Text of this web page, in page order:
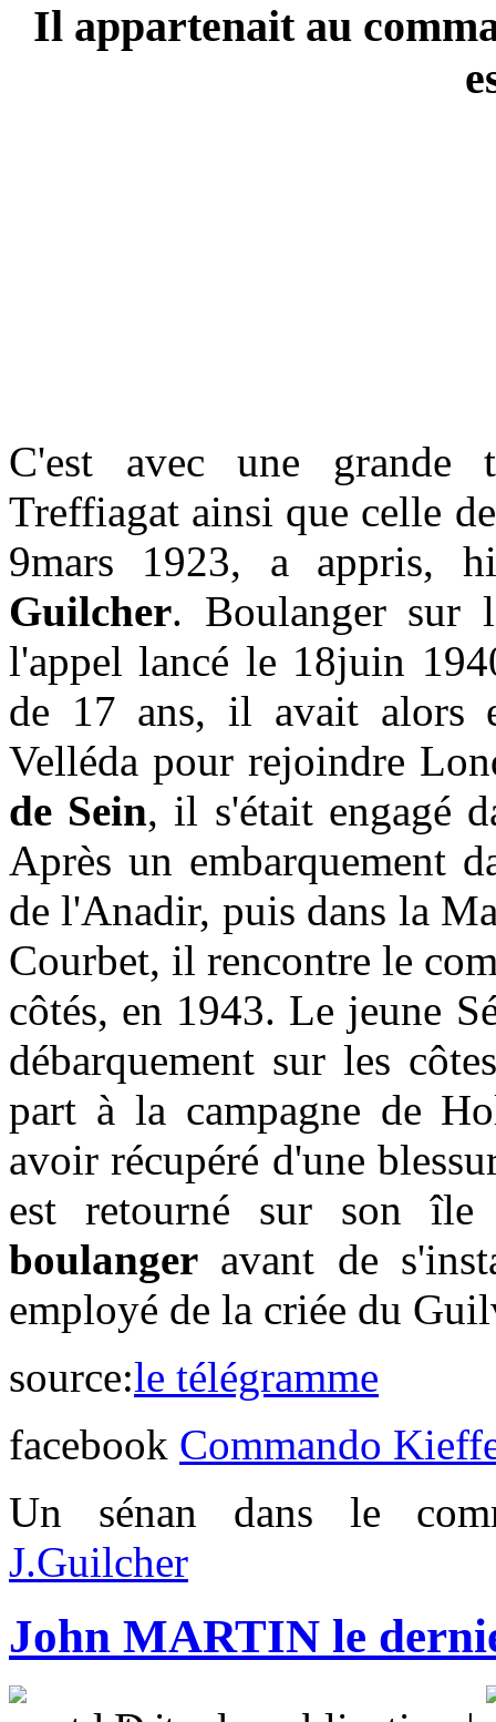
Il appartenait au
C'est avec une grande
Treffiagat ainsi que celle de
9mars 1923, a appris,
Guilcher. Boulanger sur
l'appel lancé le 18juin
de 17 ans, il avait alors
Velléda pour rejoindre
de Sein, il s'était engagé
Après un embarquement
de l'Anadir, puis dans la
Courbet, il rencontre le
côtés, en 1943. Le jeune
débarquement sur les
part à la campagne de
avoir récupéré d'une
est retourné sur son île
boulanger avant de
employé de la criée du
source:le télégramme
facebook Commando
Un sénan dans le
J.Guilcher
John MARTIN le